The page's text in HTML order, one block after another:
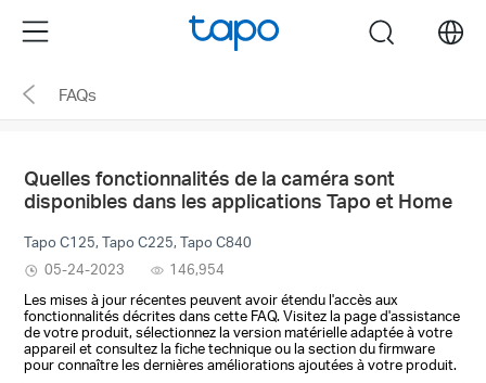
the
navigation
Menu search
FAQs
Quelles fonctionnalités de la caméra sont
disponibles dans les applications Tapo et Home
Tapo C125, Tapo C225, Tapo C840
05-24-2023
146,954
Les mises à jour récentes peuvent avoir étendu l'accès aux
fonctionnalités décrites dans cette FAQ. Visitez la page d'assistance
de votre produit, sélectionnez la version matérielle adaptée à votre
appareil et consultez la fiche technique ou la section du firmware
pour connaître les dernières améliorations ajoutées à votre produit.